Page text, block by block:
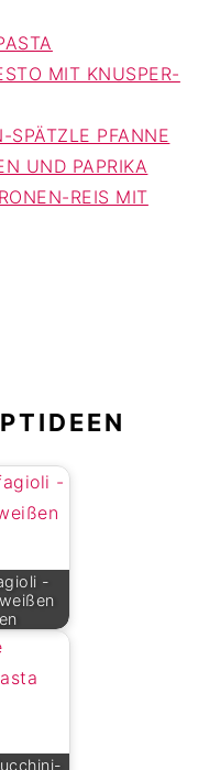
MIT KNUSPER-
SPÄTZLE PFANNE
UND PAPRIKA
REIS MIT
-